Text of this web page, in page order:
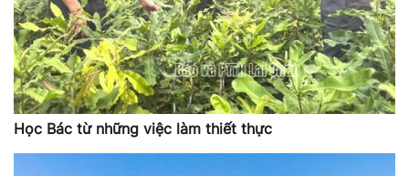
Học Bác từ những việc làm thiết thực